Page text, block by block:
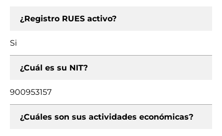
¿Registro RUES activo?
Si
¿Cuál es su NIT?
900953157
¿Cuáles son sus actividades económicas?